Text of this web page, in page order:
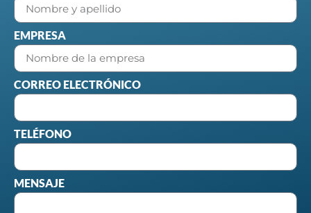
EMPRESA
CORREO ELECTRÓNICO
TELÉFONO
MENSAJE